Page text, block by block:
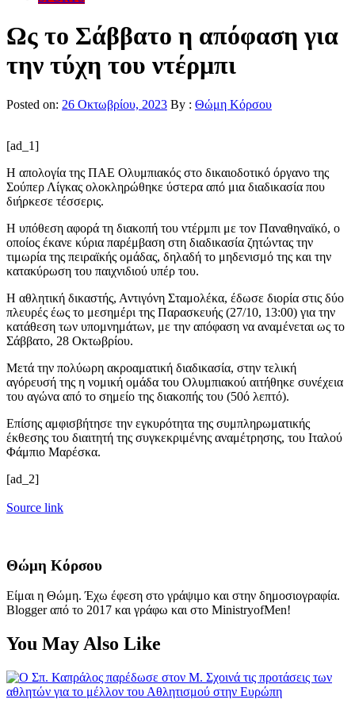
Ως το Σάββατο η απόφαση για
την τύχη του ντέρμπι
Posted on: 26 Οκτωβρίου, 2023 By : Θώμη Κόρσου
[ad_1]
Η απολογία της ΠΑΕ Ολυμπιακός στο δικαιοδοτικό όργανο της
Σούπερ Λίγκας ολοκληρώθηκε ύστερα από μια διαδικασία που
διήρκεσε τέσσερις.
Η υπόθεση αφορά τη διακοπή του ντέρμπι με τον Παναθηναϊκό, ο
οποίος έκανε κύρια παρέμβαση στη διαδικασία ζητώντας την
τιμωρία της πειραϊκής ομάδας, δηλαδή το μηδενισμό της και την
κατακύρωση του παιχνιδιού υπέρ του.
Η αθλητική δικαστής, Αντιγόνη Σταμολέκα, έδωσε διορία στις δύο
πλευρές έως το μεσημέρι της Παρασκευής (27/10, 13:00) για την
κατάθεση των υπομνημάτων, με την απόφαση να αναμένεται ως το
Σάββατο, 28 Οκτωβρίου.
Μετά την πολύωρη ακροαματική διαδικασία, στην τελική
αγόρευσή της η νομική ομάδα του Ολυμπιακού αιτήθηκε συνέχεια
του αγώνα από το σημείο της διακοπής του (50ό λεπτό).
Επίσης αμφισβήτησε την εγκυρότητα της συμπληρωματικής
έκθεσης του διαιτητή της συγκεκριμένης αναμέτρησης, του Ιταλού
Φάμπιο Μαρέσκα.
[ad_2]
Source link
Θώμη Κόρσου
Είμαι η Θώμη. Έχω έφεση στο γράψιμο και στην δημοσιογραφία.
Blogger από το 2017 και γράφω και στο MinistryofMen!
You May Also Like